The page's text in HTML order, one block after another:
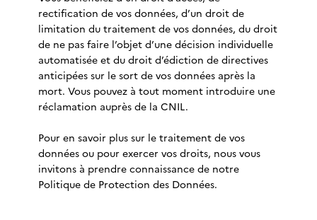
rectification de vos données, d’un droit de
limitation du traitement de vos données, du droit
de ne pas faire l’objet d’une décision individuelle
automatisée et du droit d’édiction de directives
anticipées sur le sort de vos données après la
mort. Vous pouvez à tout moment introduire une
réclamation auprès de la CNIL.
Pour en savoir plus sur le traitement de vos
données ou pour exercer vos droits, nous vous
invitons à prendre connaissance de notre
Politique de Protection des Données.